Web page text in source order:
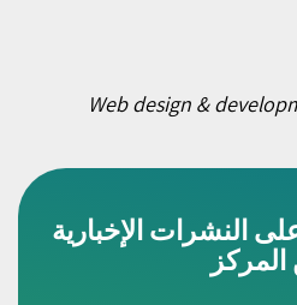
Web design &
النشرات الإخبارية